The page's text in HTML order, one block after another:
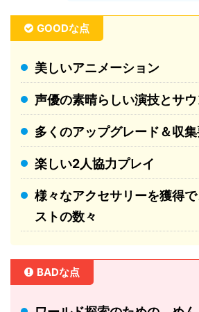
GOODな点
美しいアニメーション
声優の素晴らしい演技とサ
多くのアップグレード＆収
楽しい2人協力プレイ
様々なアクセサリーを獲得
ストの数々
BADな点